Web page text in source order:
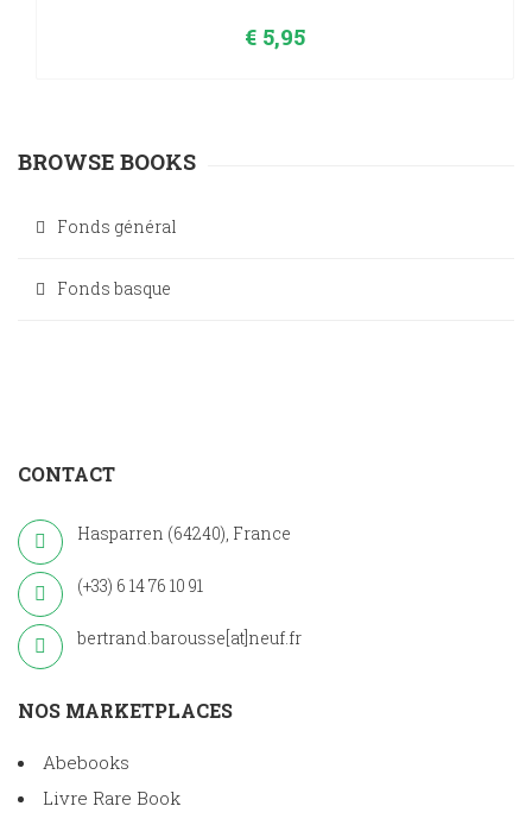
€ 5,95
BROWSE BOOKS
Fonds général
Fonds basque
CONTACT
Hasparren (64240), France
(+33) 6 14 76 10 91
bertrand.barousse[at]neuf.fr
NOS MARKETPLACES
Abebooks
Livre Rare Book